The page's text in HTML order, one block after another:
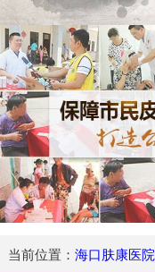
当前位置： 海口肤康医院